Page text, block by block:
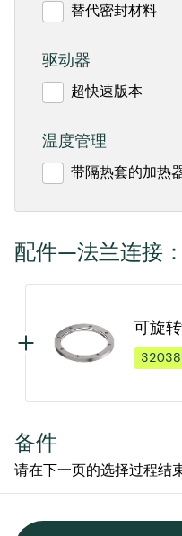
替代密封材料
驱动器
超快速版本
温度管理
带隔热套的加热
配件—法兰连接：
可旋
备件
请在下一页的选择过程结